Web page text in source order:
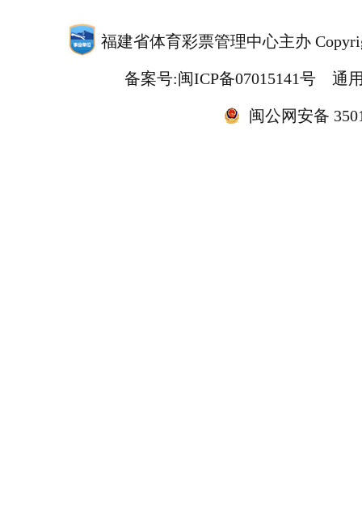
福建省体育彩票管理中心主办
备案号:闽ICP备07015141号 通用
闽公网安备